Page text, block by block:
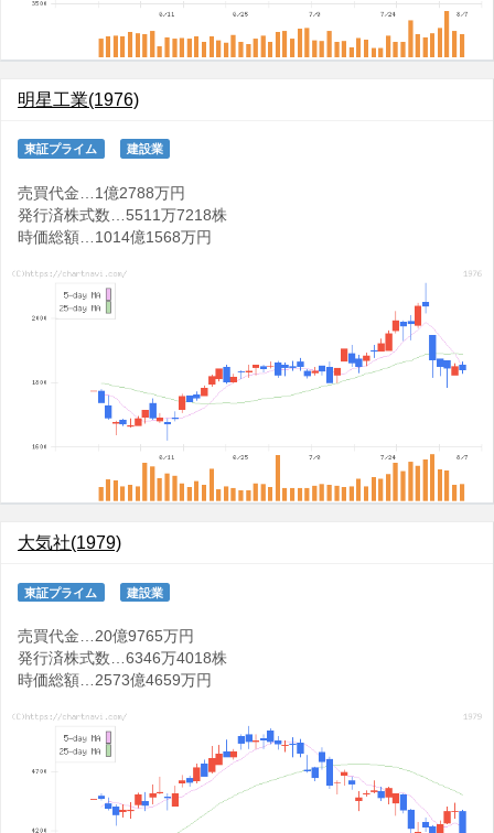
明星工業(1976)
東証プライム 建設業
売買代金…1億2788万円
発行済株式数…5511万7218株
時価総額…1014億1568万円
大気社(1979)
東証プライム 建設業
売買代金…20億9765万円
発行済株式数…6346万4018株
時価総額…2573億4659万円